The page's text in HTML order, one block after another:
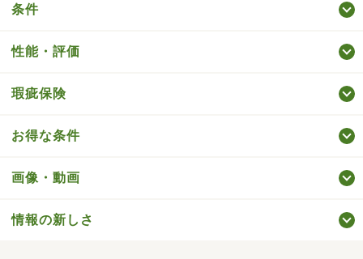
条件
性能・評価
瑕疵保険
お得な条件
画像・動画
情報の新しさ